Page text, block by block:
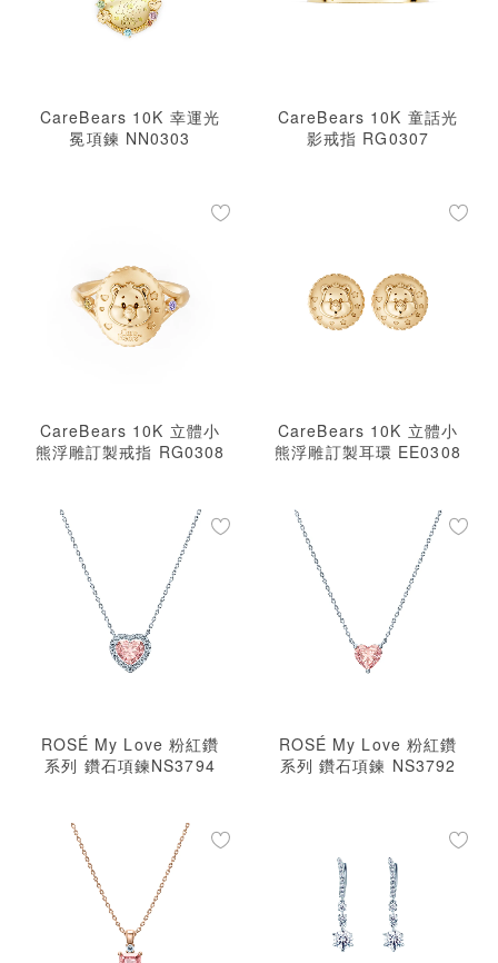
CareBears 10K 幸運光
冕項鍊 NN0303
CareBears 10K 童話光
影戒指 RG0307
CareBears 10K 立體小
熊浮雕訂製戒指 RG0308
CareBears 10K 立體小
熊浮雕訂製耳環 EE0308
ROSÉ My Love 粉紅鑽
系列 鑽石項鍊NS3794
ROSÉ My Love 粉紅鑽
系列 鑽石項鍊 NS3792